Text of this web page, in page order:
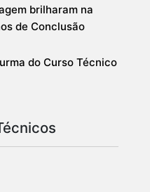
brilharam na
de Conclusão
do Curso Técnico